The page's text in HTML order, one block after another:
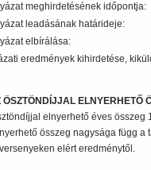
meghirdetésének időpontja:
leadásának határideje:
elbírálása:
eredmények kihirdetése,
ÖSZTÖNDÍJJAL ELNYERHETŐ
elnyerhető éves összeg
összeg nagysága függ
elért eredménytől.